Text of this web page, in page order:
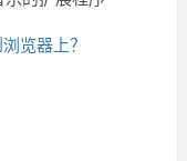
览器上？